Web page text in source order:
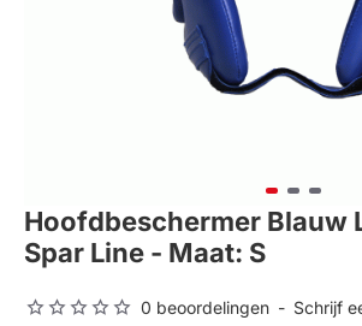
Hoofdbeschermer Blauw
Spar Line - Maat: S
0 beoordelingen - Schrijf